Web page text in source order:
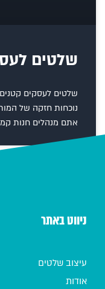
שלטים
שלטים לעסקים קטנים
נוכחות חזקה של
אתם מנהלים חנות
ניווט באתר
עיצוב שלטים
אודות